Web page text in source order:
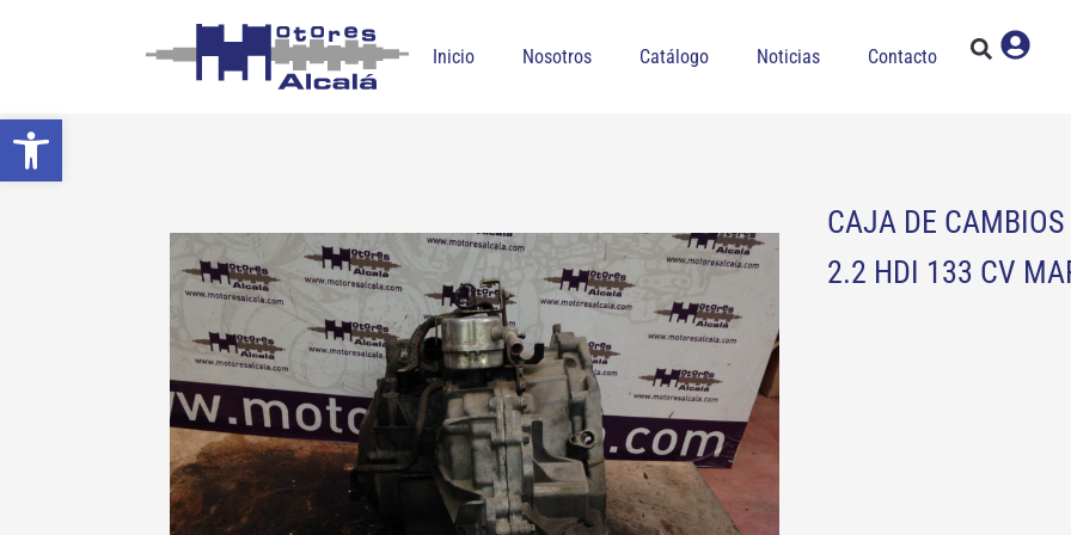
Abrir barra de herramientas
Inicio Nosotros Catálogo Noticias Contacto
CAJA DE
2.2 HDI 133 CV